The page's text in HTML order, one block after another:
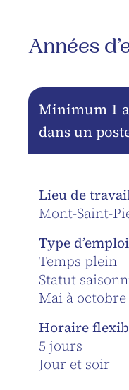
Années
Minimum 1
dans un
Lieu de
Mont-Saint-
Type d’emploi
Temps plein
Statut
Mai à octobre
Horaire
5 jours
Jour et soir